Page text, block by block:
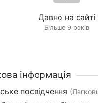
Давно на сайті
Більше 9 років
інформація
посвідчення